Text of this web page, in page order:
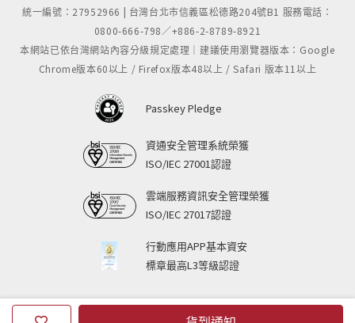
統一編號：27952966 | 台灣台北市信義區松德路204號B1 服務電話：
0800-666-798／+886-2-8789-8921
本網站已依台灣網站內容分級規定處理｜建議使用瀏覽器版本：Google
Chrome版本60以上 / Firefox版本48以上 / Safari 版本11以上
Passkey Pledge
資通安全管理系統榮獲
ISO/IEC 27001認證
雲端服務資訊安全管理榮獲
ISO/IEC 27017認證
行動應用APP基本資安
標章最高L3等級認證